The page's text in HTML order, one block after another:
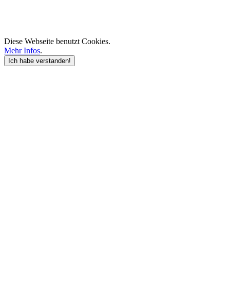
Diese Webseite benutzt Cookies.
Mehr Infos.
Ich habe verstanden!